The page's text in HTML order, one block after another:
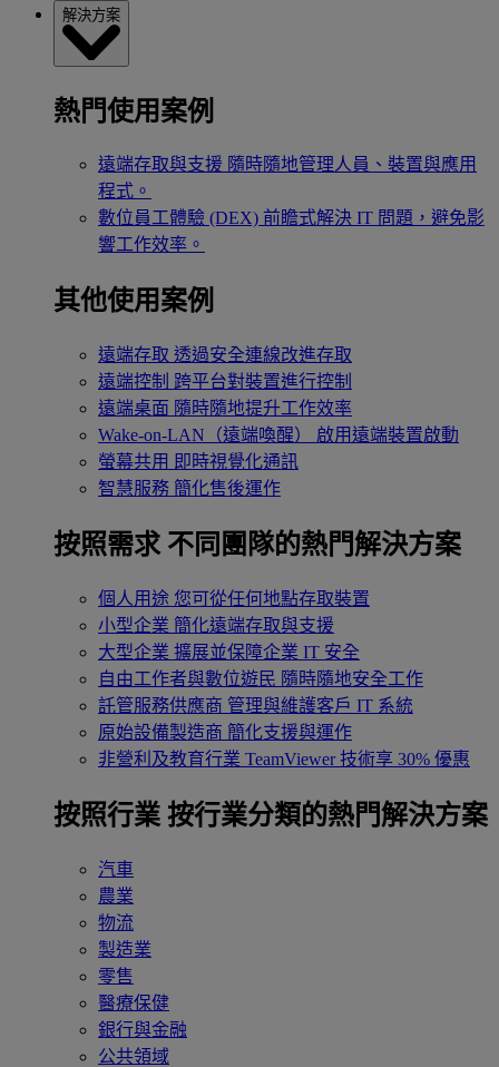
解決方案
熱門使用案例
遠端存取與支援 隨時隨地管理人員、裝置與應用
程式。
數位員工體驗 (DEX) 前瞻式解決 IT 問題，避免影
響工作效率。
其他使用案例
遠端存取 透過安全連線改進存取
遠端控制 跨平台對裝置進行控制
遠端桌面 隨時隨地提升工作效率
Wake-on-LAN（遠端喚醒）
啟用遠端裝置啟動
螢幕共用 即時視覺化通訊
智慧服務 簡化售後運作
按照需求 不同團隊的熱門解決方案
個人用途 您可從任何地點存取裝置
小型企業 簡化遠端存取與支援
大型企業 擴展並保障企業 IT 安全
自由工作者與數位遊民 隨時隨地安全工作
託管服務供應商 管理與維護客戶 IT 系統
原始設備製造商 簡化支援與運作
非營利及教育行業 TeamViewer 技術享 30% 優惠
按照行業 按行業分類的熱門解決方案
汽車
農業
物流
製造業
零售
醫療保健
銀行與金融
公共領域